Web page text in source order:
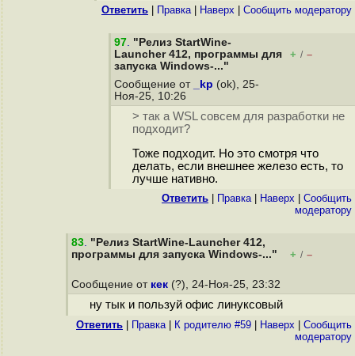
Ответить Правка| Наверх Cообщить модератору
97. "Релиз StartWine-
Launcher 412, программы для
запуска Windows-..."
+ / –
Сообщение от _kp (ok), 25-
Ноя-25, 10:26
> так а WSL совсем для разработки не
подходит?
Тоже подходит. Но это смотря что
делать, если внешнее железо есть, то
лучше нативно.
Ответить Правка| Наверх
Cообщить
модератору
83. "Релиз StartWine-Launcher 412,
программы для запуска Windows-..."
+ / –
Сообщение от кек (?), 24-Ноя-25, 23:32
ну тык и пользуй офис линуксовый
Ответить Правка| К родителю #59 Наверх
Cообщить
модератору